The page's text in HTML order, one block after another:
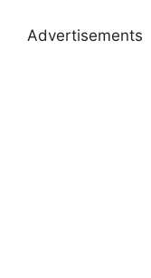
Advertisements